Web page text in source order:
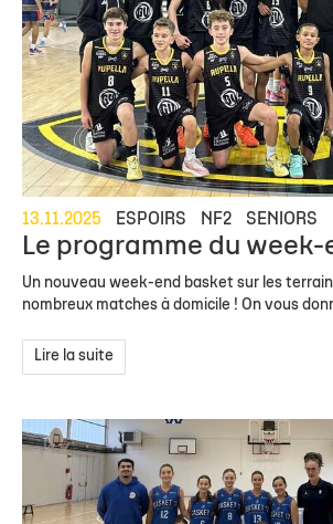
13.11.2025 ESPOIRS NF2 SENIORS
Le programme du week-
Un nouveau week-end basket sur les
nombreux matches à domicile ! On vous
Lire la suite